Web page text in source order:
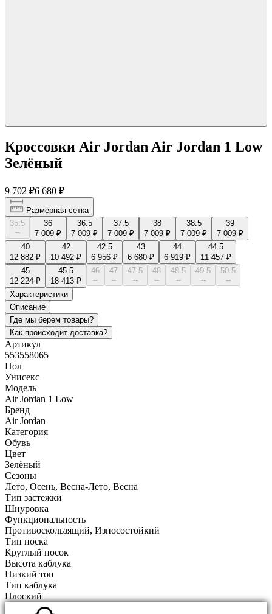
Кроссовки Air Jordan Air Jordan 1 Low
Зелёный
9 702 ₽6 680 ₽
Размерная сетка
35.5
--
36
7 009 ₽
36.5
7 009 ₽
37.5
7 009 ₽
38
7 009 ₽
38.5
7 009 ₽
39
7 009 ₽
40
12 882 ₽
42
10 492 ₽
42.5
6 956 ₽
43
6 680 ₽
44
6 919 ₽
44.5
11 457 ₽
45
12 224 ₽
45.5
18 413 ₽
46
--
47
--
47.5
--
48
--
48.5
--
49.5
--
50.5
--
Характеристики
Описание
Где мы берем товары?
Как происходит доставка?
Артикул
553558065
Пол
Унисекс
Модель
Air Jordan 1 Low
Бренд
Air Jordan
Категория
Обувь
Цвет
Зелёный
Сезоны
Лето, Осень, Весна-Лето, Весна
Тип застежки
Шнуровка
Функциональность
Противоскользящий, Износостойкий
Тип носка
Круглый носок
Высота каблука
Низкий топ
Тип каблука
Плоский